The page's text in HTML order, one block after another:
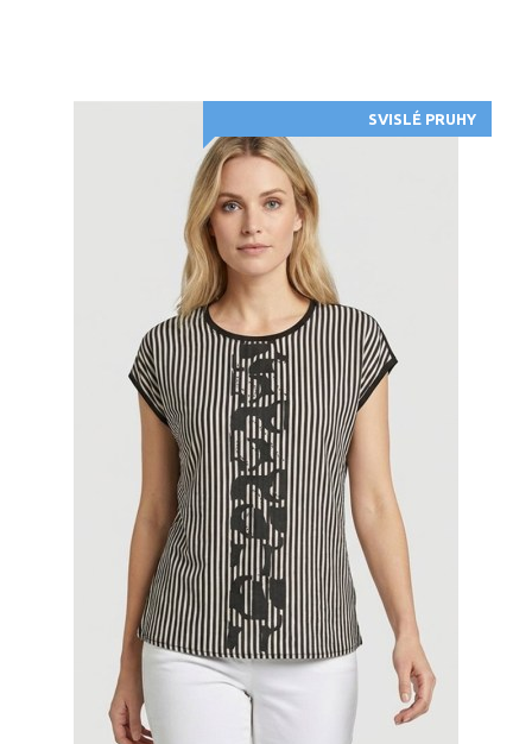
SVISLÉ PRUHY